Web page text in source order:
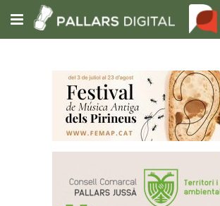
Subscriu-t'hi
Portada